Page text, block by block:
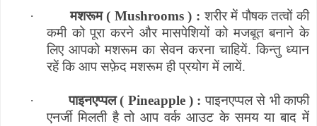
· मशरूम ( Mushrooms) : शरीर में पौषक तत्वों की
कमी को पूरा करने और मासपेशियों को मजबूत बनाने के
लिए आपको मशरूम का सेवन करना चाहियें. किन्तु ध्यान
रहें कि आप सफ़ेद मशरूम ही प्रयोग में लायें.
· पाइनएप्पल ( Pineapple ) : पाइनएप्पल से भी काफी
एनर्जी मिलती है तो आप वर्क आउट के समय या बाद में